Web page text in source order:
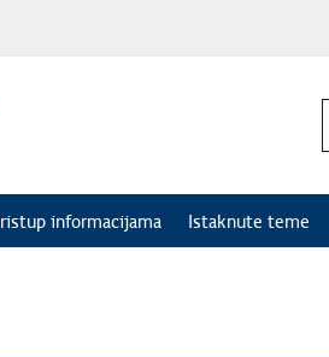
informacijama Istaknute teme